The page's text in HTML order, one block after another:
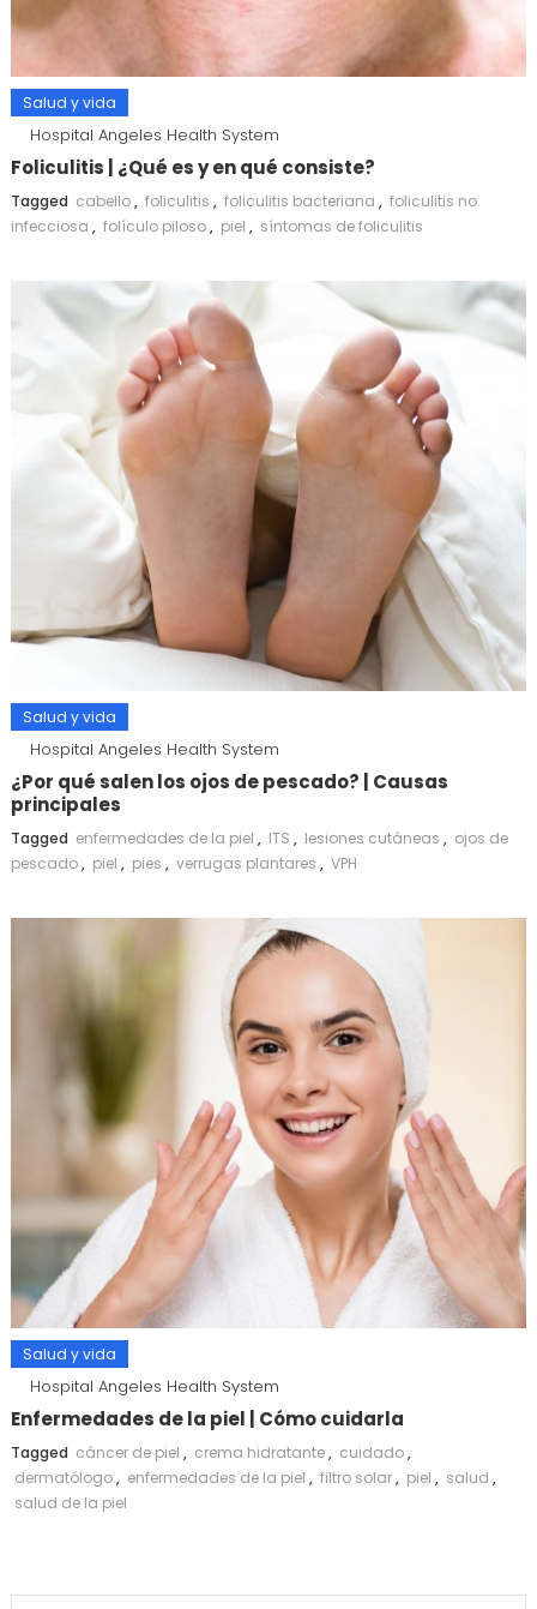
Salud y vida
Hospital Angeles Health System
Foliculitis | ¿Qué es y en qué consiste?
Tagged cabello, foliculitis , foliculitis bacteriana , foliculitis no
infecciosa , folículo piloso, piel , síntomas de foliculitis
Salud y vida
Hospital Angeles Health System
¿Por qué salen los ojos de pescado? | Causas
principales
Tagged enfermedades de la piel , ITS , lesiones cutáneas , ojos de
pescado, piel , pies , verrugas plantares , VPH
Salud y vida
Hospital Angeles Health System
Enfermedades de la piel | Cómo cuidarla
Tagged cáncer de piel , crema hidratante, cuidado,
dermatólogo, enfermedades de la piel , filtro solar, piel , salud ,
salud de la piel